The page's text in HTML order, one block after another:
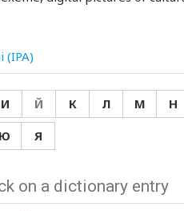
(IPA)
И Й К Л М Н
Ю Я
on a dictionary entry